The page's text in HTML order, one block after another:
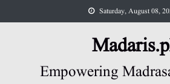
to
Saturday, August 08,
Empowering